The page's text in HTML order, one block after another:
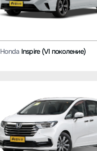
Honda Inspire (VI поколение)